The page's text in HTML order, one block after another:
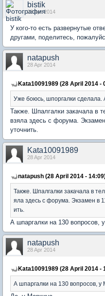
bistik
28 Apr 2014
У кого-то есть развернутые
другами, поделитесь,
natapush
28 Apr 2014
Kata10091989 (28 April 2014 -
Уже боюсь, шпоргалки сделала.
Также. Шпалгалки закачала в
взяла здесь с форума.
уточнить.
Kata10091989
28 Apr 2014
natapush (28 April 2014 -
Также. Шпалгалки закачала в
яла здесь с форума. Экзамен в
ить.
А шпаргалки на 130 вопросов,
natapush
28 Apr 2014
Kata10091989 (28 April 2014 -
А шпаргалки на 130 вопросов, у